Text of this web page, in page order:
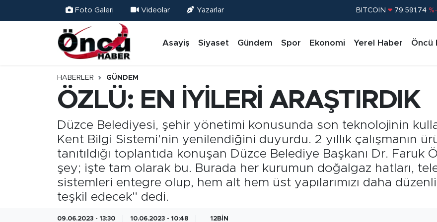
Foto Galeri Videolar Yazarlar DOLAR 45,43620
STERLİN 61,60380
BITCOIN 79.591,74
Asayiş Siyaset Gündem Spor Ekonomi Yerel Haber Öncü
HABERLER GÜNDEM
ÖZLÜ: EN İYİLERİ ARAŞTIRDIK
Düzce Belediyesi, şehir yönetimi konusunda son teknolojinin
Kent Bilgi Sistemi’nin yenilendiğini duyurdu. 2 yıllık çalışmanın
tanıtıldığı toplantıda konuşan Düzce Belediye Başkanı Dr. Faruk
şey; işte tam olarak bu. Burada her kurumun doğalgaz hatları,
sistemleri entegre olup, hem alt hem üst yapılarımızı daha
teşkil edecek" dedi.
09.06.2023 - 13:30 10.06.2023 - 10:48 12BIN
Sağlık & Çevre
Siyaset
Yerel Haber
Öncü Radyo Dinle
Öncü TV İzle
Düzce Nöbetçi Eczaneler
Düzce Hava Durumu
Düzce Namaz Vakitleri
Süper Lig Puan Durumu ve Fikstür
Tüm Manşetler
Son Dakika Haberleri
Haber Arşivi